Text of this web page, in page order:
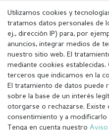
Utilizamos cookies y
tratamos datos personales de
ej., dirección IP) para, por
anuncios, integrar medios de
nuestro sitio web. El
mediante cookies
terceros que indicamos en la
El tratamiento de datos puede
sobre la base de un interés
otorgarse o rechazarse. Existe
consentimiento y a
Tenga en cuenta nuestro Aviso